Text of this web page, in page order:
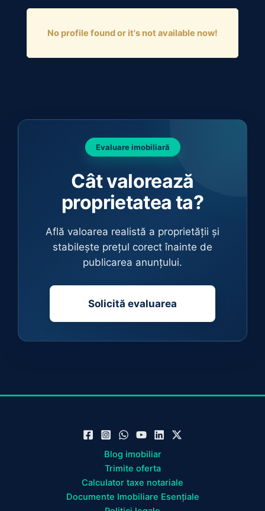
No profile found or it's not available now!
Evaluare imobiliară
Cât valorează
proprietatea ta?
Află valoarea realistă a proprietății și
stabilește prețul corect înainte de
publicarea anunțului.
Solicită evaluarea
Blog imobiliar
Trimite oferta
Calculator taxe notariale
Documente Imobiliare Esențiale